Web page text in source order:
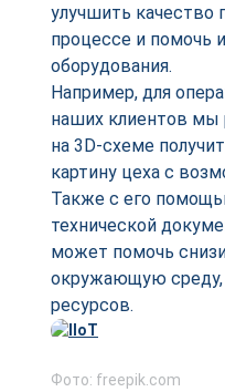
улучшить качество
процессе и помочь
оборудования.
Например, для
наших клиентов мы
на 3D-схеме
картину цеха с
Также с его
технической
может помочь
окружающую среду,
ресурсов.
Фото: freepik.com